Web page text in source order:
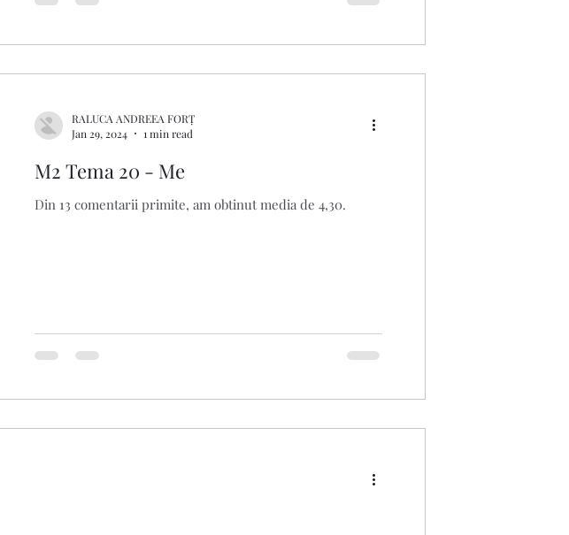
RALUCA ANDREEA FORȚ
Jan 29, 2024
1 min read
M2 Tema 20 - Me
Din 13 comentarii primite, am obtinut media de 4,30.